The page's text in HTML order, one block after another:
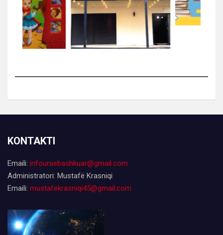
KONTAKTI
Emaili: infouraebashkuar@gmail.com
Administratori: Mustafë Krasniqi
Emaili: mustafekrasniqi45@gmail.com